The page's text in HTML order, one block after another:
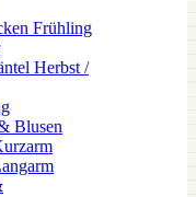
Frühling
Herbst /
Blusen